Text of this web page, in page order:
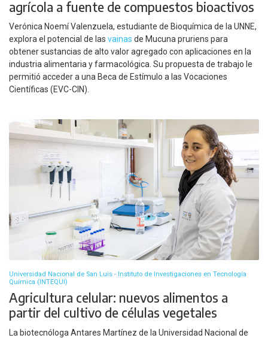
agrícola a fuente de compuestos bioactivos
Verónica Noemí Valenzuela, estudiante de Bioquímica de la UNNE,
explora el potencial de las vainas de Mucuna pruriens para
obtener sustancias de alto valor agregado con aplicaciones en la
industria alimentaria y farmacológica. Su propuesta de trabajo le
permitió acceder a una Beca de Estímulo a las Vocaciones
Científicas (EVC-CIN).
Universidad Nacional de San Luis - Instituto de Investigaciones en Tecnología
Química (INTEQUI)
Agricultura celular: nuevos alimentos a
partir del cultivo de células vegetales
La biotecnóloga Antares Martínez de la Universidad Nacional de